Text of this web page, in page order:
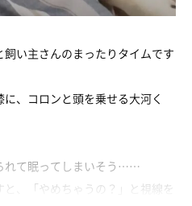
い主さんのまったりタイムです
、コロンと頭を乗せる大河く
れて眠ってしまいそう……
、「やめちゃうの？」と視線を